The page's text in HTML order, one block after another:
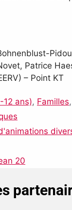
Patrice
– Point KT
12 ans), Familles,
20